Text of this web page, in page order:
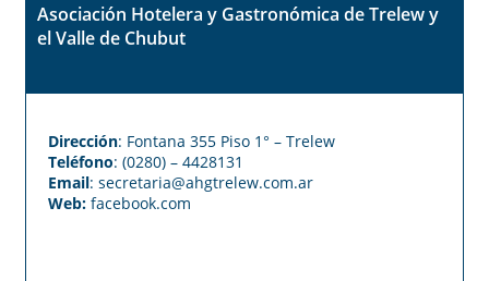
Asociación Hotelera y Gastronómica de Trelew y
el Valle de Chubut
Dirección: Fontana 355 Piso 1° – Trelew
Teléfono: (0280) – 4428131
Email: secretaria@ahgtrelew.com.ar
Web: facebook.com